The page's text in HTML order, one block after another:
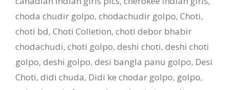
choda chudir golpo, chodachudir golpo, Choti,
choti bd, Choti Colletion, choti debor bhabir
chodachudi, choti golpo, deshi choti, deshi choti
golpo, deshi golpo, desi bangla panu golpo, Desi
Choti, didi chuda, Didi ke chodar golpo, golpo,